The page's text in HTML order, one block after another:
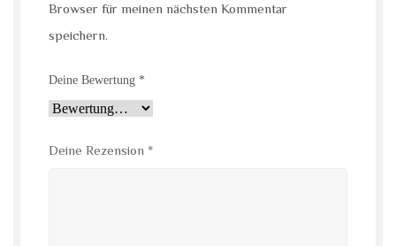
Browser für meinen nächsten Kommentar
speichern.
Deine Bewertung *
Deine Rezension *